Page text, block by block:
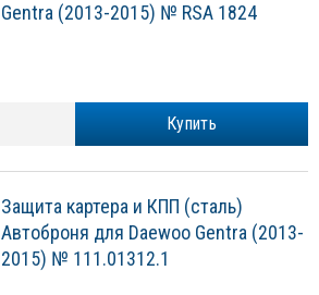
Gentra (2013-2015) № RSA 1824
Купить
Защита картера и КПП (сталь)
Автоброня для Daewoo Gentra (2013-
2015) № 111.01312.1